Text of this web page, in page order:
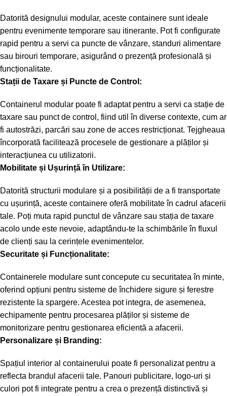
Datorită designului modular, aceste containere sunt ideale
pentru evenimente temporare sau itinerante. Pot fi configurate
rapid pentru a servi ca puncte de vânzare, standuri alimentare
sau birouri temporare, asigurând o prezență profesională și
funcționalitate.
Stații de Taxare și Puncte de Control:
Containerul modular poate fi adaptat pentru a servi ca stație de
taxare sau punct de control, fiind util în diverse contexte, cum ar
fi autostrăzi, parcări sau zone de acces restricționat. Tejgheaua
încorporată facilitează procesele de gestionare a plăților și
interacțiunea cu utilizatorii.
Mobilitate și Ușurință în Utilizare:
Datorită structurii modulare și a posibilității de a fi transportate
cu ușurință, aceste containere oferă mobilitate în cadrul afacerii
tale. Poți muta rapid punctul de vânzare sau stația de taxare
acolo unde este nevoie, adaptându-te la schimbările în fluxul
de clienți sau la cerințele evenimentelor.
Securitate și Funcționalitate:
Containerele modulare sunt concepute cu securitatea în minte,
oferind opțiuni pentru sisteme de închidere sigure și ferestre
rezistente la spargere. Acestea pot integra, de asemenea,
echipamente pentru procesarea plăților și sisteme de
monitorizare pentru gestionarea eficientă a afacerii.
Personalizare și Branding:
Spațiul interior al containerului poate fi personalizat pentru a
reflecta brandul afacerii tale. Panouri publicitare, logo-uri și
culori pot fi integrate pentru a crea o prezență distinctivă și